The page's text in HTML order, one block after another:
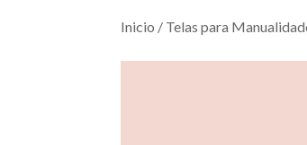
Inicio / Telas para